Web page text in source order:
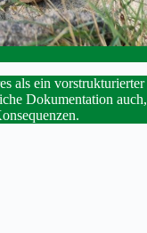
als ein vorstrukturierter
Dokumentation auch,